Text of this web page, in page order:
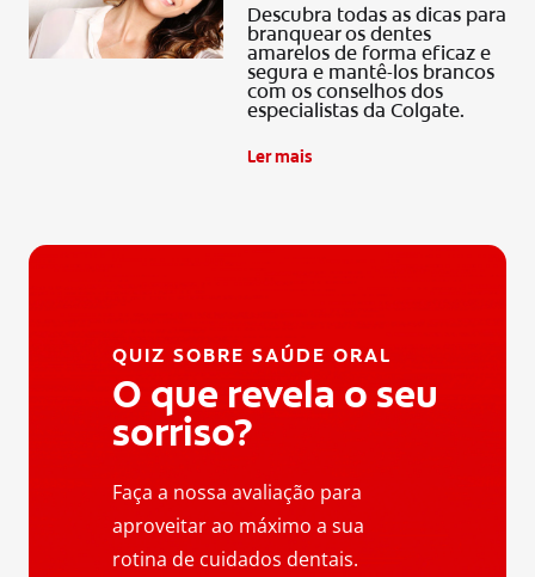
Descubra todas as dicas para
branquear os dentes
amarelos de forma eficaz e
segura e mantê-los brancos
com os conselhos dos
especialistas da Colgate.
Ler mais
QUIZ SOBRE SAÚDE ORAL
O que revela o seu
sorriso?
Faça a nossa avaliação para
aproveitar ao máximo a sua
rotina de cuidados dentais.